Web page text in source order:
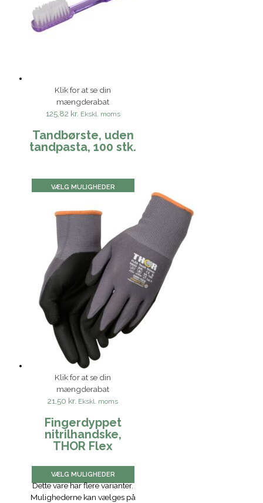
Klik for at se din
mængderabat
125,82 kr. Ekskl. moms
Tandbørste, uden
tandpasta, 100 stk.
VÆLG MULIGHEDER
Klik for at se din
mængderabat
21,50 kr. Ekskl. moms
Fingerdyppet
nitrilhandske,
THOR Flex
VÆLG MULIGHEDER
Dette vare har flere varianter.
Mulighederne kan vælges på